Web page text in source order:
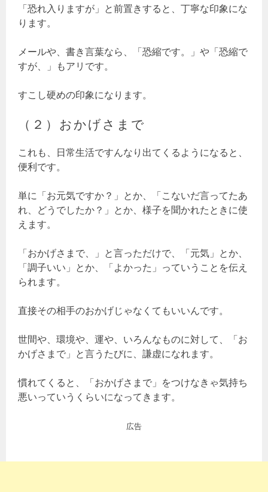
「恐れ入りますが」と前置きすると、丁寧な印象にな
ります。
メールや、書き言葉なら、「恐縮です。」や「恐縮で
すが、」もアリです。
すこし硬めの印象になります。
（２）おかげさまで
これも、日常生活ですんなり出てくるようになると、
便利です。
単に「お元気ですか？」とか、「こないだ言ってたあ
れ、どうでしたか？」とか、様子を聞かれたときに使
えます。
「おかげさまで、」と言っただけで、「元気」とか、
「調子いい」とか、「よかった」っていうことを伝え
られます。
直接その相手のおかげじゃなくてもいいんです。
世間や、環境や、運や、いろんなものに対して、「お
かげさまで」と言うたびに、謙虚になれます。
慣れてくると、「おかげさまで」をつけなきゃ気持ち
悪いっていうくらいになってきます。
広告